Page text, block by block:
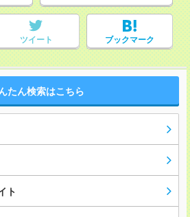
ツイート ブックマーク
たん検索はこちら
ト